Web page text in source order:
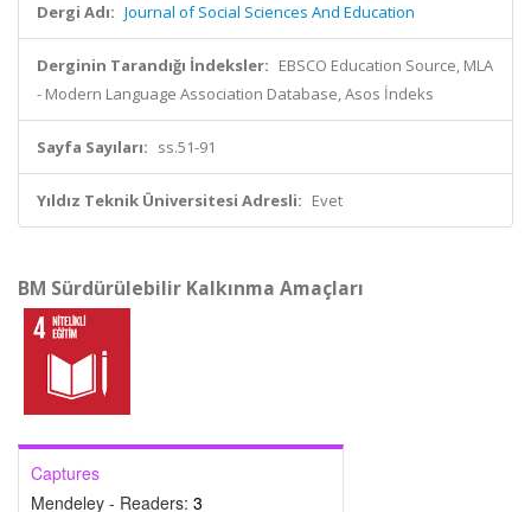
Dergi Adı: Journal of Social Sciences And Education
Derginin Tarandığı İndeksler: EBSCO Education Source, MLA
- Modern Language Association Database, Asos İndeks
Sayfa Sayıları: ss.51-91
Yıldız Teknik Üniversitesi Adresli: Evet
BM Sürdürülebilir Kalkınma Amaçları
Captures
Mendeley - Readers: 3